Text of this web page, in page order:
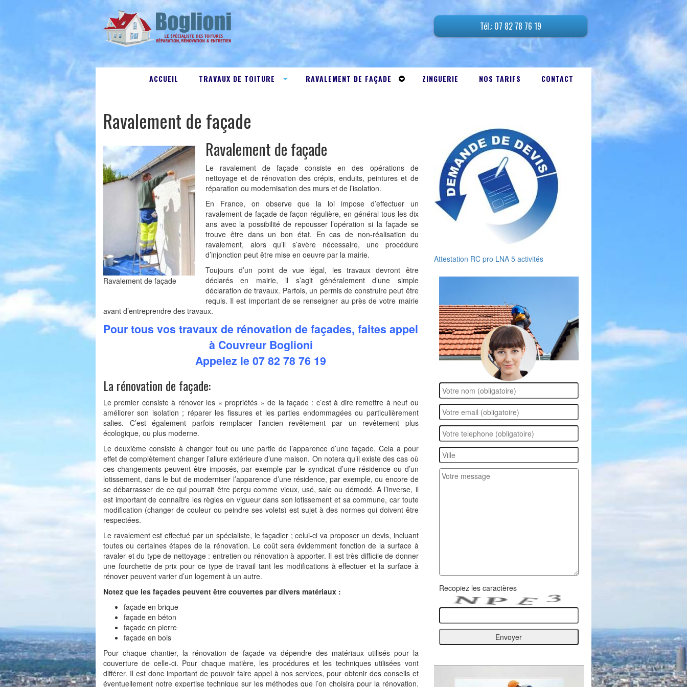
Tél.: 07 82 78 76 19
ACCUEIL TRAVAUX DE TOITURE RAVALEMENT DE FAÇADE ZINGUERIE NOS TARIFS CONTACT
Ravalement de façade
Ravalement de façade
Ravalement de façade
Le ravalement de façade consiste en des opérations de
nettoyage et de rénovation des crépis, enduits, peintures et de
réparation ou modernisation des murs et de l’isolation.
En France, on observe que la loi impose d’effectuer un
ravalement de façade de façon régulière, en général tous les dix
ans avec la possibilité de repousser l’opération si la façade se
trouve être dans un bon état. En cas de non-réalisation du
ravalement, alors qu’il s’avère nécessaire, une procédure
d’injonction peut être mise en oeuvre par la mairie.
Toujours d’un point de vue légal, les travaux devront être
déclarés en mairie, il s’agit généralement d’une simple
déclaration de travaux. Parfois, un permis de construire peut être
requis. Il est important de se renseigner au près de votre mairie
avant d’entreprendre des travaux.
Pour tous vos travaux de rénovation de façades, faites appel
à Couvreur Boglioni
Appelez le 07 82 78 76 19
La rénovation de façade:
Le premier consiste à rénover les « propriétés » de la façade : c’est à dire remettre à neuf ou
améliorer son isolation ; réparer les fissures et les parties endommagées ou particulièrement
salies. C’est également parfois remplacer l’ancien revêtement par un revêtement plus
écologique, ou plus moderne.
Le deuxième consiste à changer tout ou une partie de l’apparence d’une façade. Cela a pour
effet de complètement changer l’allure extérieure d’une maison. On notera qu’il existe des cas où
ces changements peuvent être imposés, par exemple par le syndicat d’une résidence ou d’un
lotissement, dans le but de moderniser l’apparence d’une résidence, par exemple, ou encore de
se débarrasser de ce qui pourrait être perçu comme vieux, usé, sale ou démodé. A l’inverse, il
est important de connaître les règles en vigueur dans son lotissement et sa commune, car toute
modification (changer de couleur ou peindre ses volets) est sujet à des normes qui doivent être
respectées.
Le ravalement est effectué par un spécialiste, le façadier ; celui-ci va proposer un devis, incluant
toutes ou certaines étapes de la rénovation. Le coût sera évidemment fonction de la surface à
ravaler et du type de nettoyage : entretien ou rénovation à apporter. Il est très difficile de donner
une fourchette de prix pour ce type de travail tant les modifications à effectuer et la surface à
rénover peuvent varier d’un logement à un autre.
Notez que les façades peuvent être couvertes par divers matériaux :
façade en brique
façade en béton
façade en pierre
façade en bois
Pour chaque chantier, la rénovation de façade va dépendre des matériaux utilisés pour la
couverture de celle-ci. Pour chaque matière, les procédures et les techniques utilisées vont
différer. Il est donc important de pouvoir faire appel à nos services, pour obtenir des conseils et
éventuellement notre expertise technique sur les méthodes que l’on choisira pour la rénovation.
Attestation RC pro LNA 5 activités
Recopiez les caractères